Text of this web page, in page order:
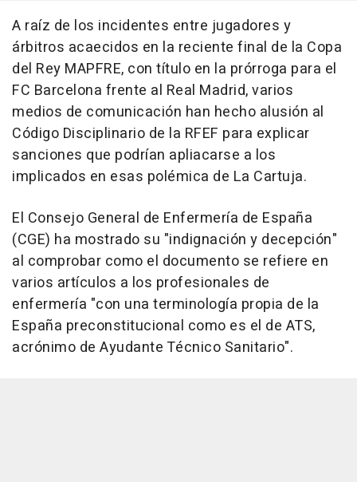
A raíz de los incidentes entre jugadores y
árbitros acaecidos en la reciente final de la Copa
del Rey MAPFRE, con título en la prórroga para el
FC Barcelona frente al Real Madrid, varios
medios de comunicación han hecho alusión al
Código Disciplinario de la RFEF para explicar
sanciones que podrían apliacarse a los
implicados en esas polémica de La Cartuja.
El Consejo General de Enfermería de España
(CGE) ha mostrado su "indignación y decepción"
al comprobar como el documento se refiere en
varios artículos a los profesionales de
enfermería "con una terminología propia de la
España preconstitucional como es el de ATS,
acrónimo de Ayudante Técnico Sanitario".